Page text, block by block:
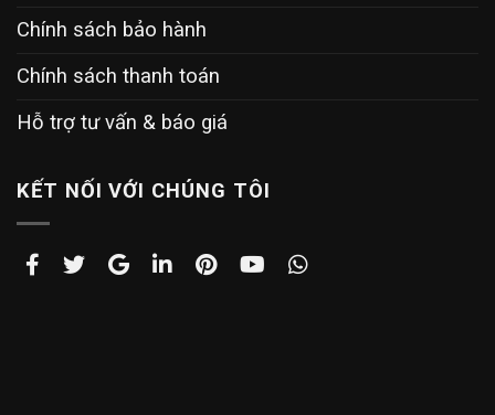
Chính sách bảo hành
Chính sách thanh toán
Hỗ trợ tư vấn & báo giá
KẾT NỐI VỚI CHÚNG TÔI